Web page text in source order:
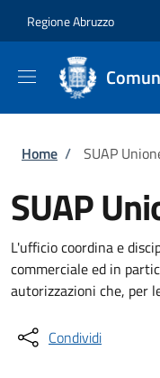
Regione Abruzzo
Briciole di
Home / SUAP
SUAP
L'ufficio coordina e
commerciale ed in
autorizzazioni che, per
Condividi